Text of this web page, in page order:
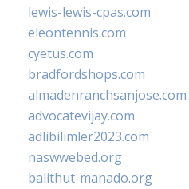
lewis-lewis-cpas.com
eleontennis.com
cyetus.com
bradfordshops.com
almadenranchsanjose.com
advocatevijay.com
adlibilimler2023.com
naswwebed.org
balithut-manado.org